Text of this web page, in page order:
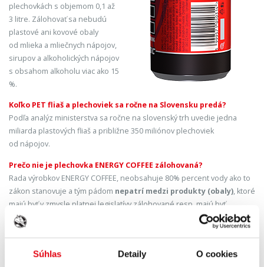
Súhlas Detaily O cookies
plechovkách s objemom 0,1 až
3 litre. Zálohovať sa nebudú
plastové ani kovové obaly
od mlieka a mliečnych nápojov,
sirupov a alkoholických nápojov
s obsahom alkoholu viac ako 15
%.
Koľko PET fliaš a plechoviek sa ročne na Slovensku predá?
Podľa analýz ministerstva sa ročne na slovenský trh uvedie jedna
miliarda plastových fliaš a približne 350 miliónov plechoviek
od nápojov.
Prečo nie je plechovka ENERGY COFFEE zálohovaná?
Rada výrobkov ENERGY COFFEE, neobsahuje 80% percent vody ako to
zákon stanovuje a tým pádom nepatrí medzi produkty (obaly), ktoré
majú byť v zmysle platnej legislatívy zálohované resp. majú byť
označené symbolom „Z“. ENERGY COFFEE obsahujú 75% mlieka.
Budú sa zálohované obaly môcť vracať skrčené?
Zálohované obaly budú vratné na odberné miesto nestlačené, spolu